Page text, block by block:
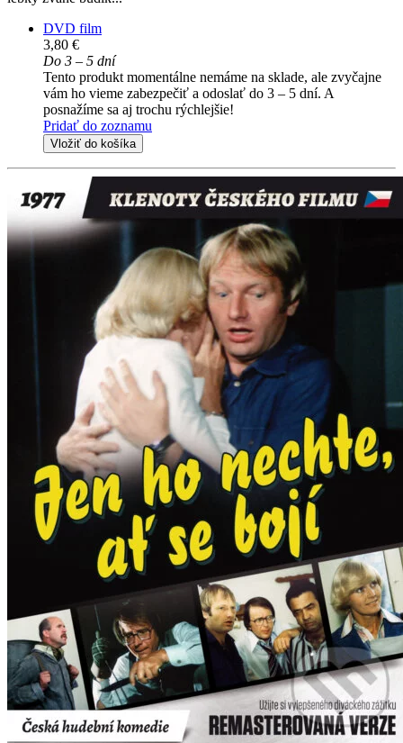
DVD film
3,80 €
Do 3 – 5 dní
Tento produkt momentálne nemáme na sklade, ale zvyčajne
vám ho vieme zabezpečiť a odoslať do 3 – 5 dní. A
posnažíme sa aj trochu rýchlejšie!
Pridať do zoznamu
Vložiť do košíka